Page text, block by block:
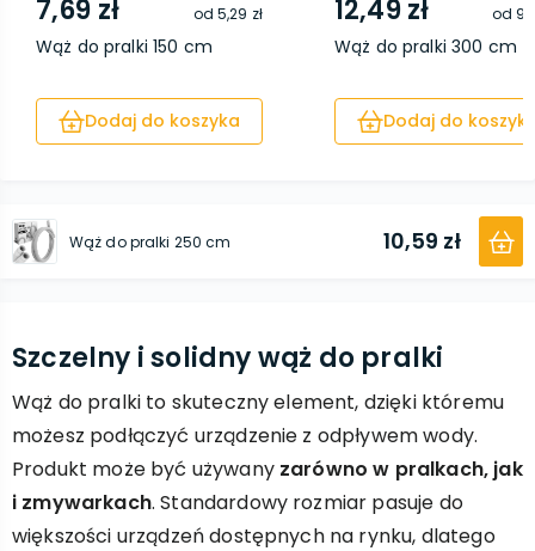
7,69 zł od5,29 zł
Wąż do pralki 150 cm
Dodaj do koszyka
12,49 zł od
Wąż do pralki 300 cm
Dodaj do
Wąż do pralki 250 cm 10,59 zł
Szczelny i solidny wąż do pralki
Wąż do pralki to skuteczny element, dzięki któremu
możesz podłączyć urządzenie z odpływem wody.
Produkt może być używany zarówno w pralkach, jak
i zmywarkach. Standardowy rozmiar pasuje do
większości urządzeń dostępnych na rynku, dlatego